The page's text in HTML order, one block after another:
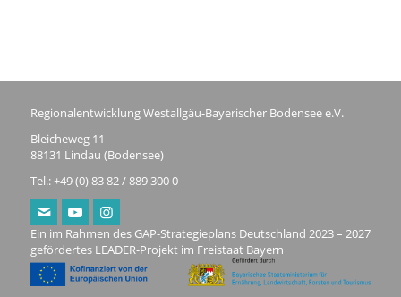
Regionalentwicklung Westallgäu-Bayerischer Bodensee e.V.
Bleicheweg 11
88131 Lindau (Bodensee)
Tel.: +49 (0) 83 82 / 889 300 0
Ein im Rahmen des GAP-Strategieplans Deutschland 2023 – 2027
gefördertes LEADER-Projekt im Freistaat Bayern